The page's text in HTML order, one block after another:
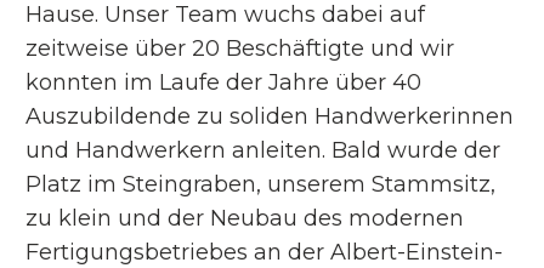
Hause. Unser Team wuchs dabei auf
zeitweise über 20 Beschäftigte und wir
konnten im Laufe der Jahre über 40
Auszubildende zu soliden Handwerkerinnen
und Handwerkern anleiten. Bald wurde der
Platz im Steingraben, unserem Stammsitz,
zu klein und der Neubau des modernen
Fertigungsbetriebes an der Albert-Einstein-